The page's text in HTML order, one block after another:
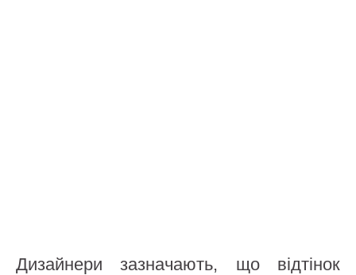
Дизайнери зазначають, що відтінок